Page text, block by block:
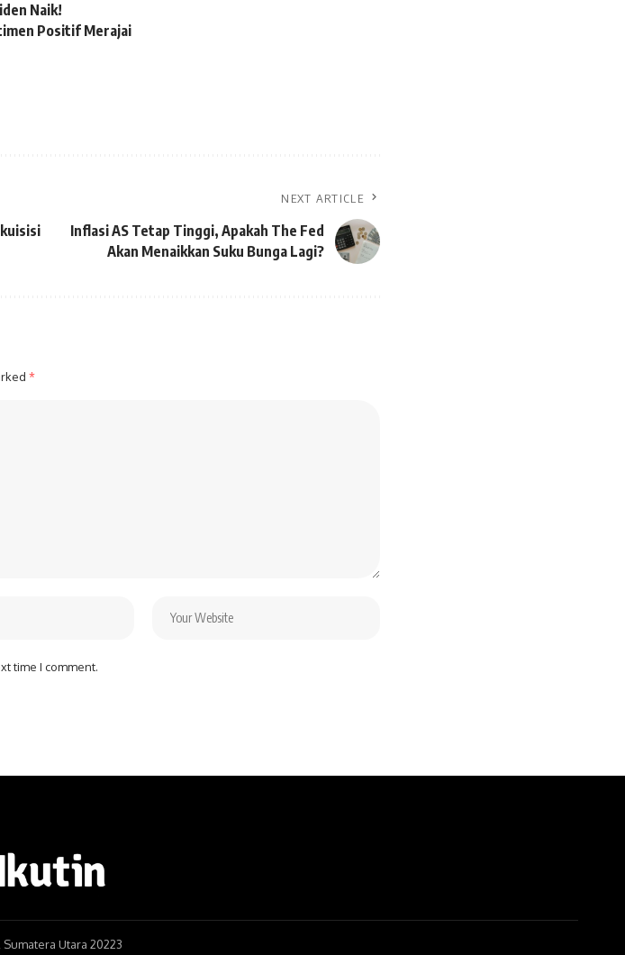
Naik!
Positif Merajai
NEXT ARTICLE
Inflasi AS Tetap Tinggi, Apakah The Fed
Akan Menaikkan Suku Bunga Lagi?
*
time I comment.
Utara 20223